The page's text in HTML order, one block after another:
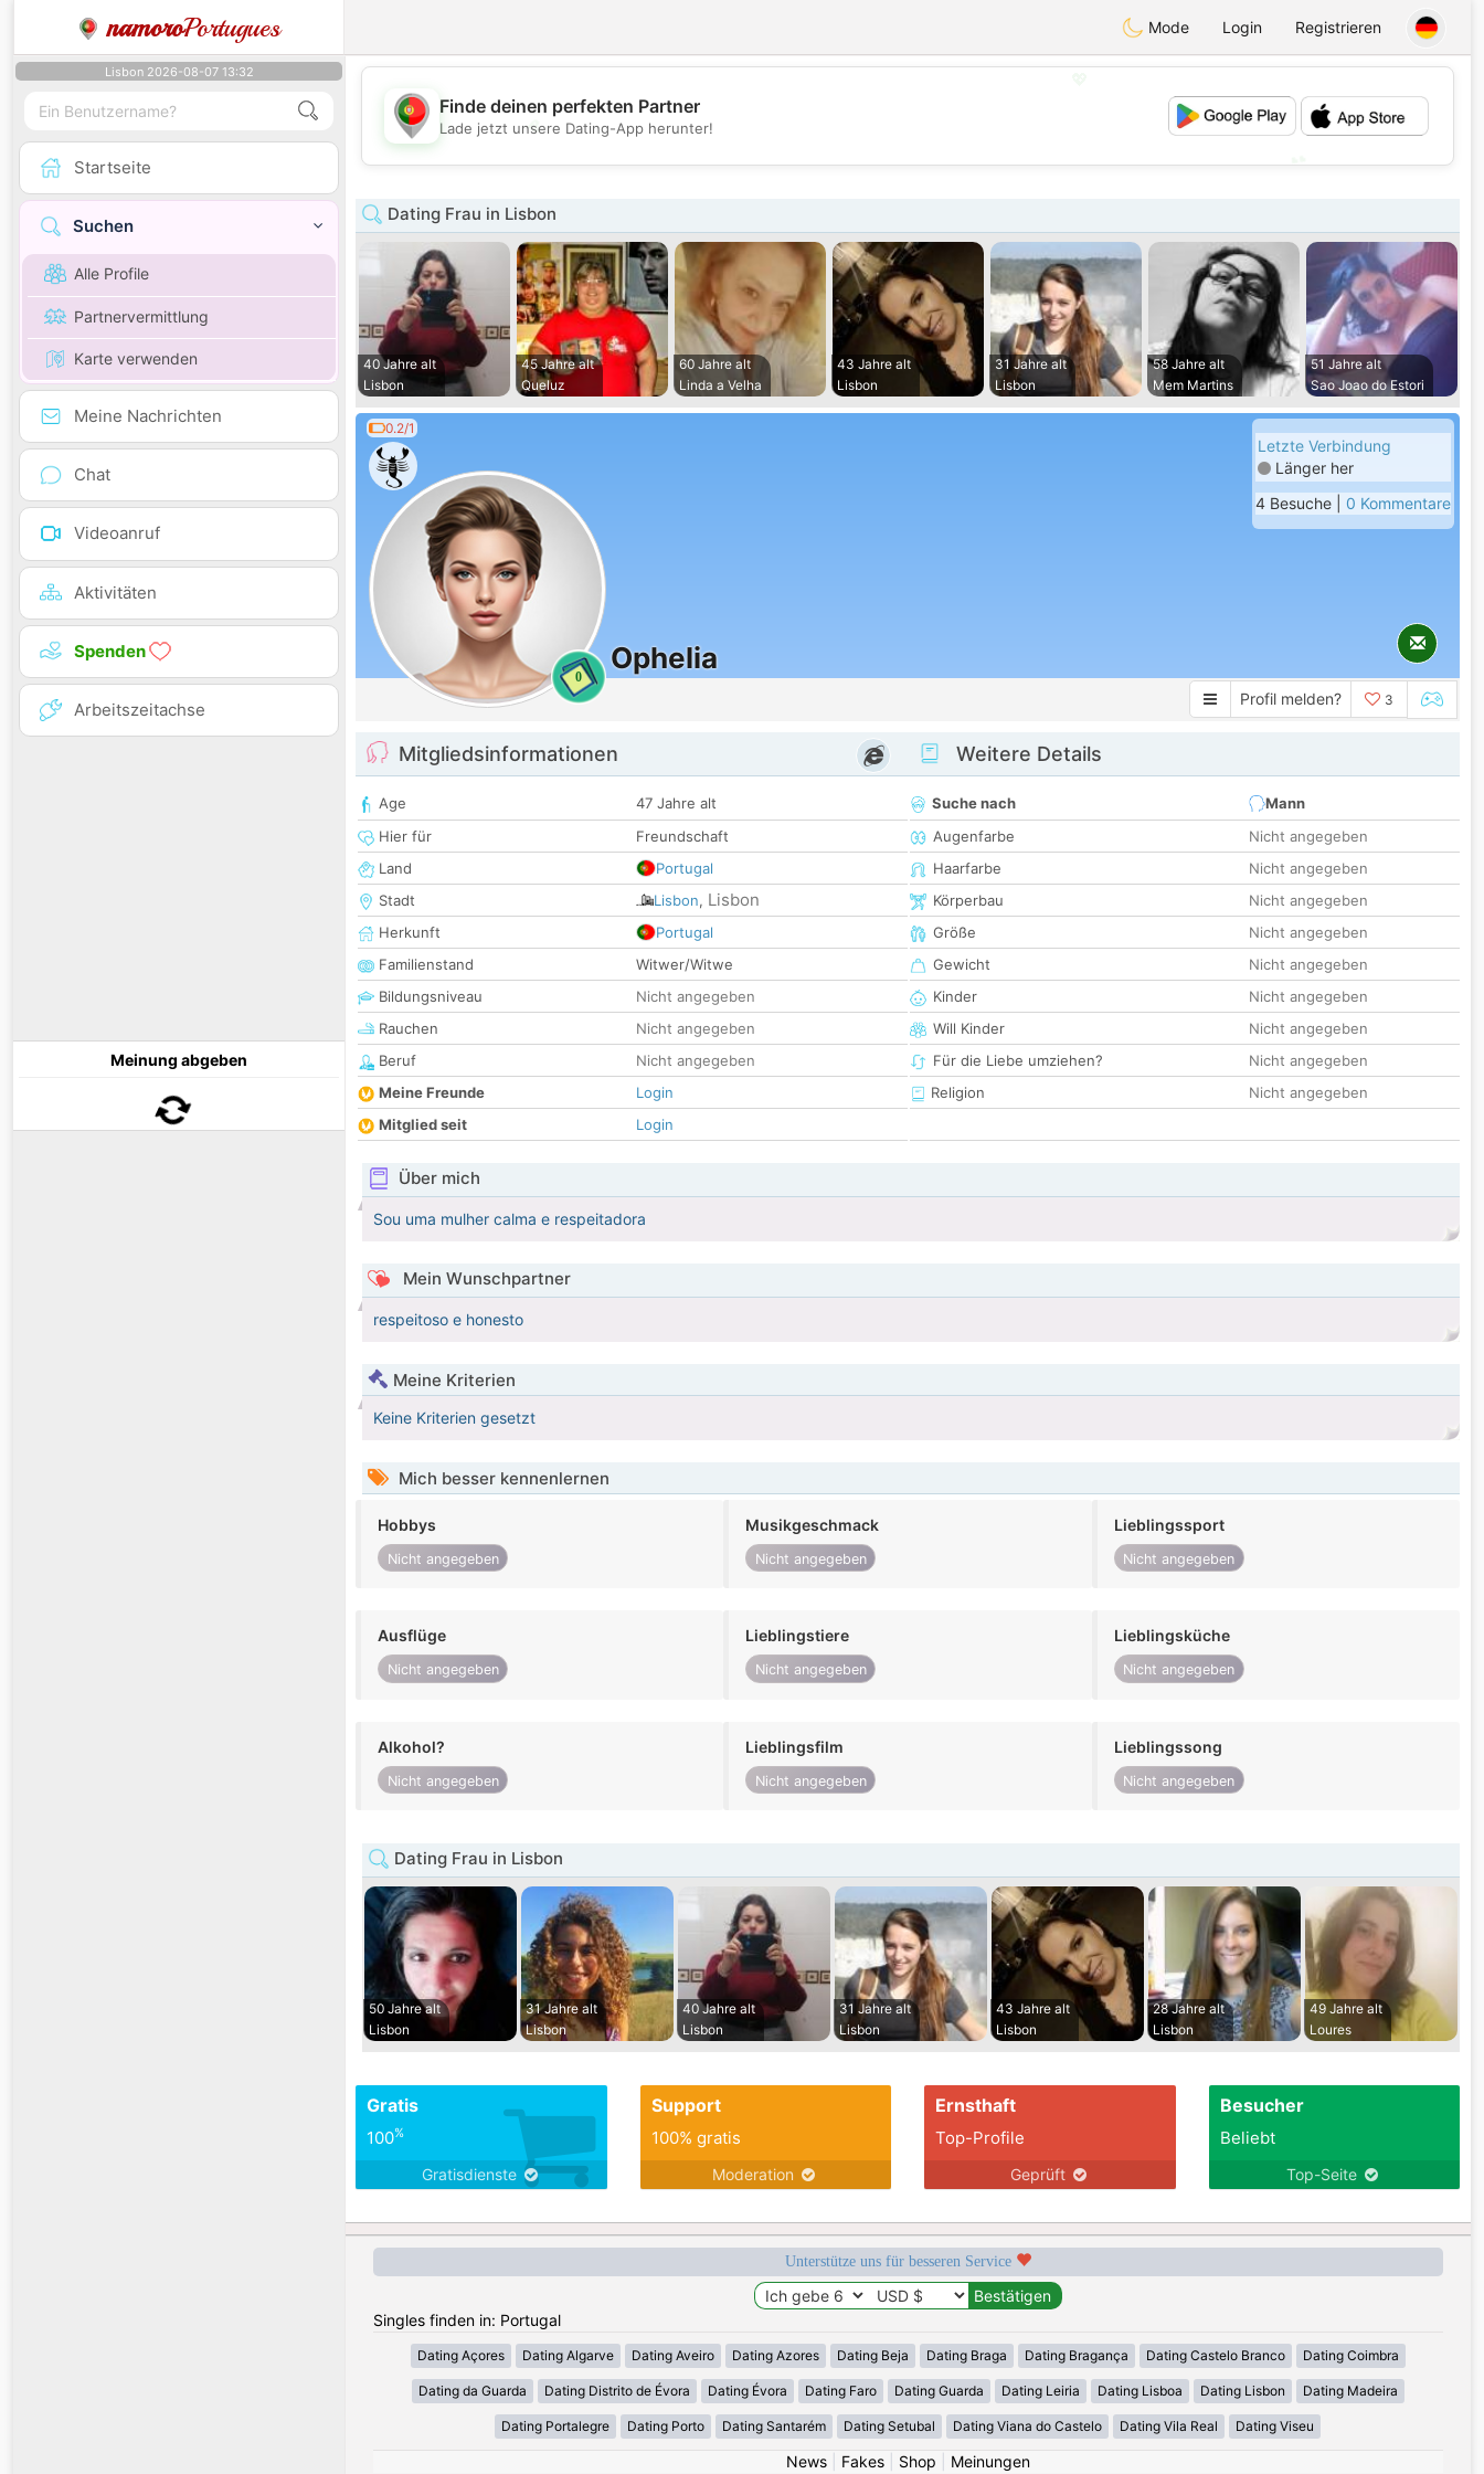
namoroPortugues Mode Login Registrieren
Lisbon 2026-08-07 13:32
Startseite
Suchen
Alle Profile
Partnervermittlung
Karte verwenden
Meine Nachrichten
Chat
Videoanruf
Aktivitäten
Spenden
Arbeitszeitachse
Meinung abgeben
💖
💕
Finde deinen perfekten Partner
Lade jetzt unsere Dating-App herunter!
Dating Frau in Lisbon
40 Jahre alt
Lisbon
45 Jahre alt
Queluz
60 Jahre alt
Linda a Velha
43 Jahre alt
Lisbon
31 Jahre alt
Lisbon
58 Jahre alt
Mem Martins
51 Jahre alt
Sao Joao do Estori
0.2/1
0
Ophelia
Letzte Verbindung
Länger her
4 Besuche | 0 Kommentare
Profil melden? 3
Mitgliedsinformationen
Age
47 Jahre alt
Hier für
Freundschaft
Land
Portugal
Stadt
Lisbon, Lisbon
Herkunft
Portugal
Familienstand
Witwer/Witwe
Bildungsniveau
Nicht angegeben
Rauchen
Nicht angegeben
Beruf
Nicht angegeben
Meine Freunde
Login
Mitglied seit
Login
Weitere Details
Suche nach
Mann
Augenfarbe
Nicht angegeben
Haarfarbe
Nicht angegeben
Körperbau
Nicht angegeben
Größe
Nicht angegeben
Gewicht
Nicht angegeben
Kinder
Nicht angegeben
Will Kinder
Nicht angegeben
Für die Liebe umziehen?
Nicht angegeben
Religion
Nicht angegeben
Über mich
Sou uma mulher calma e respeitadora
Mein Wunschpartner
respeitoso e honesto
Meine Kriterien
Keine Kriterien gesetzt
Mich besser kennenlernen
Hobbys
Nicht angegeben
Musikgeschmack
Nicht angegeben
Lieblingssport
Nicht angegeben
Ausflüge
Nicht angegeben
Lieblingstiere
Nicht angegeben
Lieblingsküche
Nicht angegeben
Alkohol?
Nicht angegeben
Lieblingsfilm
Nicht angegeben
Lieblingssong
Nicht angegeben
Dating Frau in Lisbon
50 Jahre alt
Lisbon
31 Jahre alt
Lisbon
40 Jahre alt
Lisbon
31 Jahre alt
Lisbon
43 Jahre alt
Lisbon
28 Jahre alt
Lisbon
49 Jahre alt
Loures
Gratis
100%
Gratisdienste
Support
100% gratis
Moderation
Ernsthaft
Top-Profile
Geprüft
Besucher
Beliebt
Top-Seite
Unterstütze uns für besseren Service
Singles finden in: Portugal
Dating Açores Dating Algarve Dating Aveiro Dating Azores Dating Beja Dating Braga Dating Bragança Dating Castelo Branco Dating Coimbra
Dating da Guarda Dating Distrito de Évora Dating Évora Dating Faro Dating Guarda Dating Leiria Dating Lisboa Dating Lisbon Dating Madeira
Dating Portalegre Dating Porto Dating Santarém Dating Setubal Dating Viana do Castelo Dating Vila Real Dating Viseu
News| Fakes| Shop Meinungen